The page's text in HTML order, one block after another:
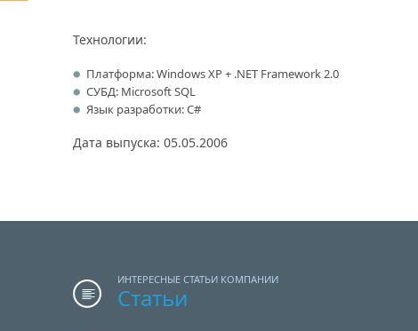
Технологии:
Платформа: Windows XP + .NET Framework 2.0
СУБД: Microsoft SQL
Язык разработки: С#
Дата выпуска: 05.05.2006
ИНТЕРЕСНЫЕ СТАТЬИ КОМПАНИИ
Статьи